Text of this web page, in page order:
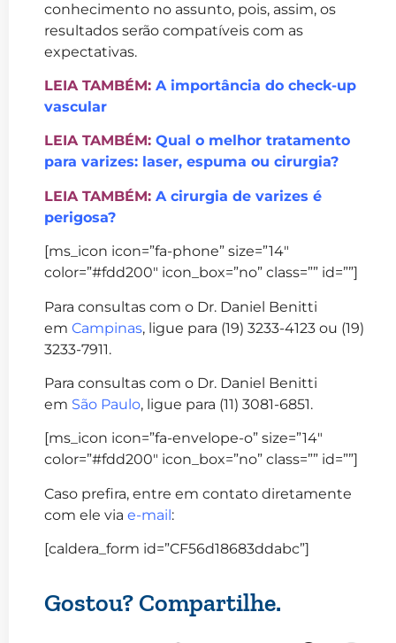
conhecimento no assunto, pois, assim, os
resultados serão compatíveis com as
expectativas.
LEIA TAMBÉM: A importância do check-up
vascular
LEIA TAMBÉM: Qual o melhor tratamento
para varizes: laser, espuma ou cirurgia?
LEIA TAMBÉM: A cirurgia de varizes é
perigosa?
[ms_icon icon=”fa-phone” size=”14″
color=”#fdd200″ icon_box=”no” class=”” id=””]
Para consultas com o Dr. Daniel Benitti
em Campinas, ligue para (19) 3233-4123 ou (19)
3233-7911.
Para consultas com o Dr. Daniel Benitti
em São Paulo, ligue para (11) 3081-6851.
[ms_icon icon=”fa-envelope-o” size=”14″
color=”#fdd200″ icon_box=”no” class=”” id=””]
Caso prefira, entre em contato diretamente
com ele via e-mail:
[caldera_form id=”CF56d18683ddabc”]
Gostou? Compartilhe.